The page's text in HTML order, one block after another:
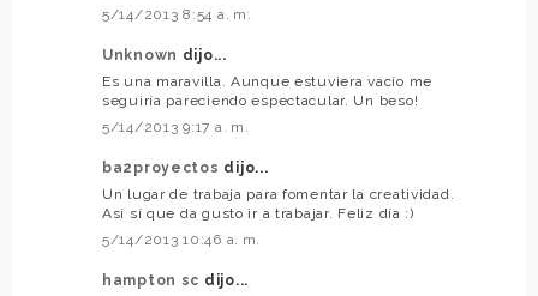
5/14/2013 8:54 a. m.
Unknown dijo...
Es una maravilla. Aunque estuviera vacío me
seguiría pareciendo espectacular. Un beso!
5/14/2013 9:17 a. m.
ba2proyectos dijo...
Un lugar de trabaja para fomentar la creatividad.
Así sí que da gusto ir a trabajar. Feliz día :)
5/14/2013 10:46 a. m.
hampton sc dijo...